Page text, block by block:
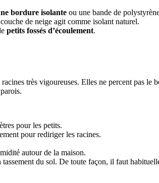
bordure isolante ou une bande de
de neige agit comme isolant naturel.
petits fossés d’écoulement.
très vigoureuses. Elles ne percent pas le
pour les petits.
pour rediriger les racines.
autour de la maison.
tassement du sol. De toute façon, il faut